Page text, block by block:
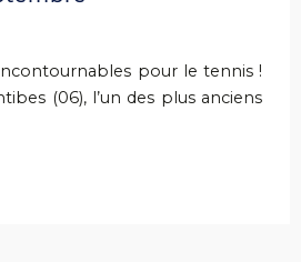
pour le tennis !
(06), l’un des plus anciens